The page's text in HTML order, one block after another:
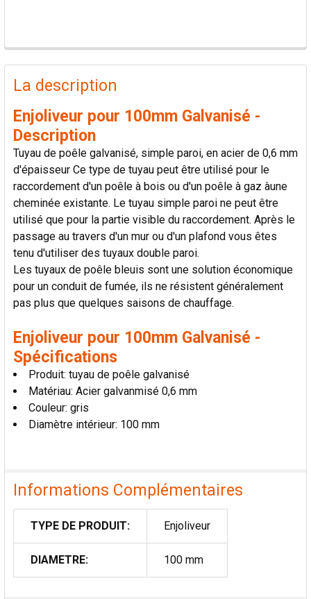
PRODUITS
FRÉQUEMMENT
ACHETÉS
TOUT
SÉLECTIONNER
AJOUTER
LA
SÉLECTION
AU PANIER
La description
Enjoliveur pour 100mm Galvanisé -
Description
Tuyau de poêle galvanisé, simple paroi, en acier de 0,6 mm
d'épaisseur Ce type de tuyau peut être utilisé pour le
raccordement d'un poêle à bois ou d'un poêle à gaz àune
cheminée existante. Le tuyau simple paroi ne peut être
utilisé que pour la partie visible du raccordement. Après le
passage au travers d'un mur ou d'un plafond vous êtes
tenu d'utiliser des tuyaux double paroi.
Les tuyaux de poêle bleuis sont une solution économique
pour un conduit de fumée, ils ne résistent généralement
pas plus que quelques saisons de chauffage.
Enjoliveur pour 100mm Galvanisé -
Spécifications
Produit: tuyau de poêle galvanisé
Matériau: Acier galvanmisé 0,6 mm
Couleur: gris
Diamètre intérieur: 100 mm
Informations Complémentaires
TYPE DE PRODUIT: Enjoliveur
DIAMETRE: 100 mm